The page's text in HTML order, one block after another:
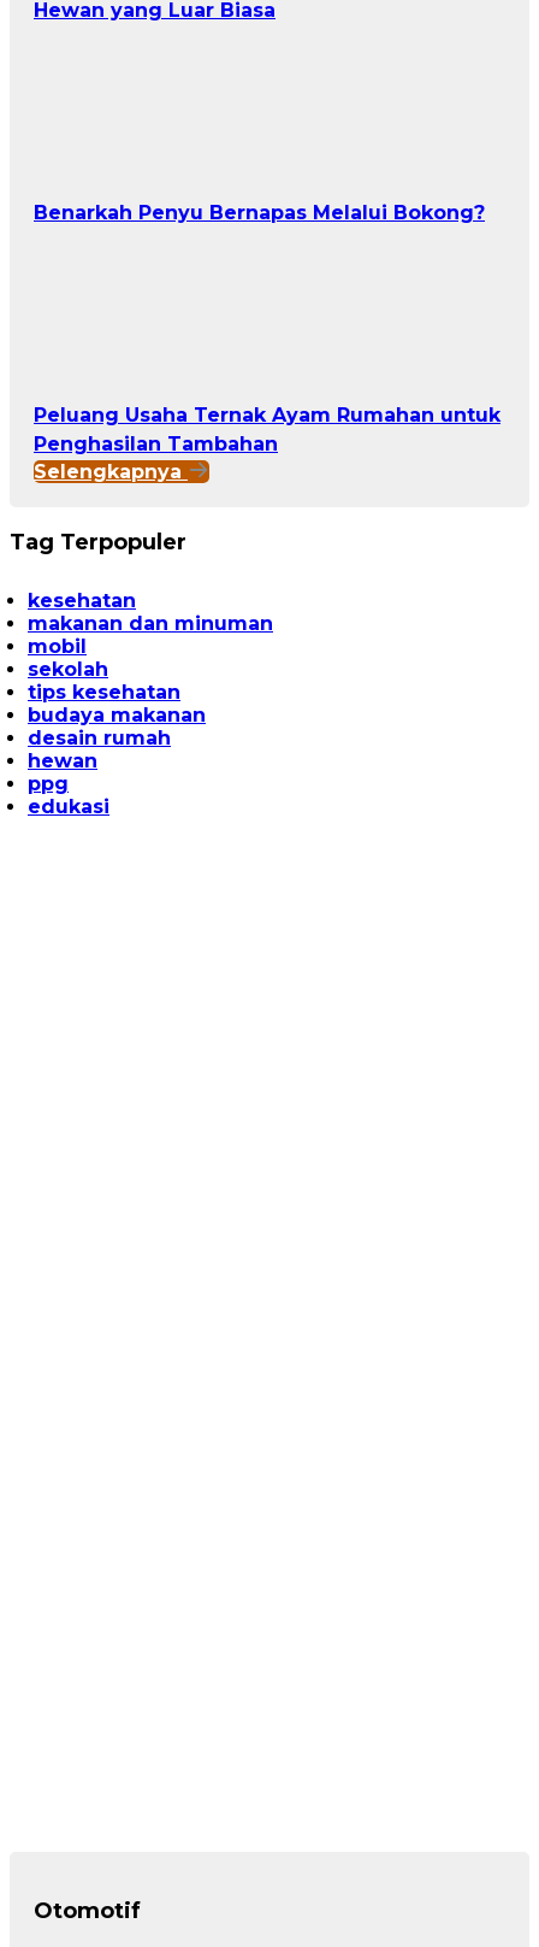
Hewan yang Luar Biasa
Benarkah Penyu Bernapas Melalui Bokong?
Peluang Usaha Ternak Ayam Rumahan untuk
Penghasilan Tambahan
Selengkapnya
Tag Terpopuler
kesehatan
makanan dan minuman
mobil
sekolah
tips kesehatan
budaya makanan
desain rumah
hewan
ppg
edukasi
Otomotif